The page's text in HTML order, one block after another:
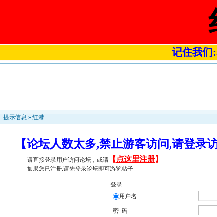
记住我们
提示信息 » 红港
【论坛人数太多,禁止游客访问,请登
请直接登录用户访问论坛，或请 【 点这里注册】
如果您已注册,请先登录论坛即可游览帖子
登录
用户名
密 码